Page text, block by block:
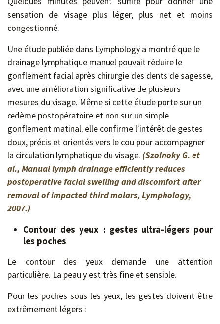
sensation de visage plus léger, plus net et moins
congestionné.
Une étude publiée dans Lymphology a montré que le
drainage lymphatique manuel pouvait réduire le
gonflement facial après chirurgie des dents de sagesse,
avec une amélioration significative de plusieurs
mesures du visage. Même si cette étude porte sur un
œdème postopératoire et non sur un simple
gonflement matinal, elle confirme l’intérêt de gestes
doux, précis et orientés vers le cou pour accompagner
la circulation lymphatique du visage. (Szolnoky G. et
al., Manual lymph drainage efficiently reduces
postoperative facial swelling and discomfort after
removal of impacted third molars, Lymphology,
2007.)
Contour des yeux : gestes ultra-légers pour
les poches
Le contour des yeux demande une attention
particulière. La peau y est très fine et sensible.
Pour les poches sous les yeux, les gestes doivent être
extrêmement légers :